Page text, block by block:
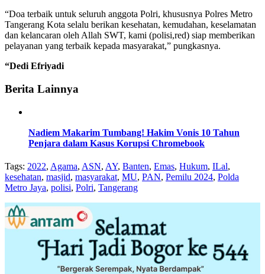
“Doa terbaik untuk seluruh anggota Polri, khususnya Polres Metro
Tangerang Kota selalu berikan kesehatan, kemudahan, keselamatan
dan kelancaran oleh Allah SWT, kami (polisi,red) siap memberikan
pelayanan yang terbaik kepada masyarakat,” pungkasnya.
“Dedi Efriyadi
Berita Lainnya
Nadiem Makarim Tumbang! Hakim Vonis 10 Tahun
Penjara dalam Kasus Korupsi Chromebook
Tags: 2022, Agama, ASN, AY, Banten, Emas, Hukum, ILal,
kesehatan, masjid, masyarakat, MU, PAN, Pemilu 2024, Polda
Metro Jaya, polisi, Polri, Tangerang